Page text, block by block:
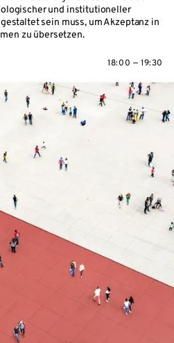
und institutioneller
sein muss, um Akzeptanz in
zu übersetzen.
18:00 — 19:30